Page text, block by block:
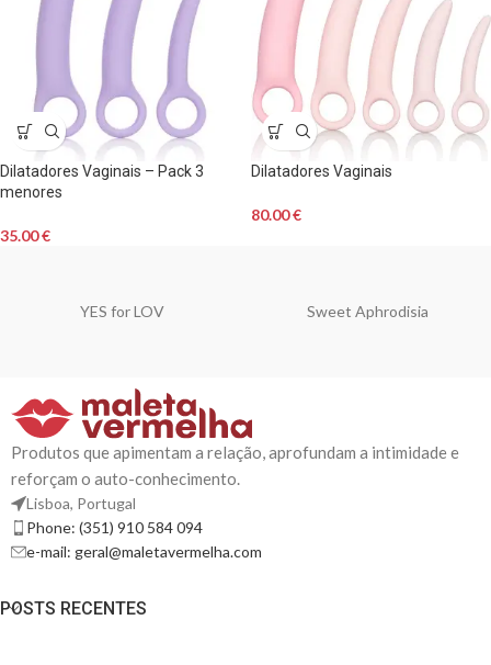
Dilatadores Vaginais – Pack 3
menores
35.00€
Dilatadores Vaginais
80.00€
YES for LOV Sweet Aphrodisia
Produtos que apimentam a relação, aprofundam a intimidade e
reforçam o auto-conhecimento.
Lisboa, Portugal
Phone: (351) 910 584 094
e-mail: geral@maletavermelha.com
POSTS RECENTES